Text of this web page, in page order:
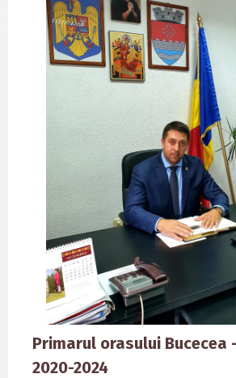
Primarul orasului Bucecea
2020-2024